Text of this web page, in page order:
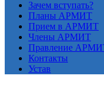
Зачем вступать?
Планы АРМИТ
Прием в АРМИТ
Члены АРМИТ
Правление
Контакты
Устав